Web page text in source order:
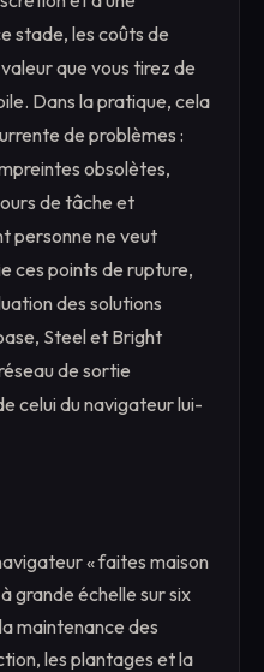
stade, les coûts de
que vous tirez de
Dans la pratique, cela
de problèmes :
obsolètes,
de tâche et
personne ne veut
ces points de rupture,
des solutions
Steel et Bright
de sortie
celui du navigateur lui-
« faites maison
grande échelle sur six
maintenance des
les plantages et la